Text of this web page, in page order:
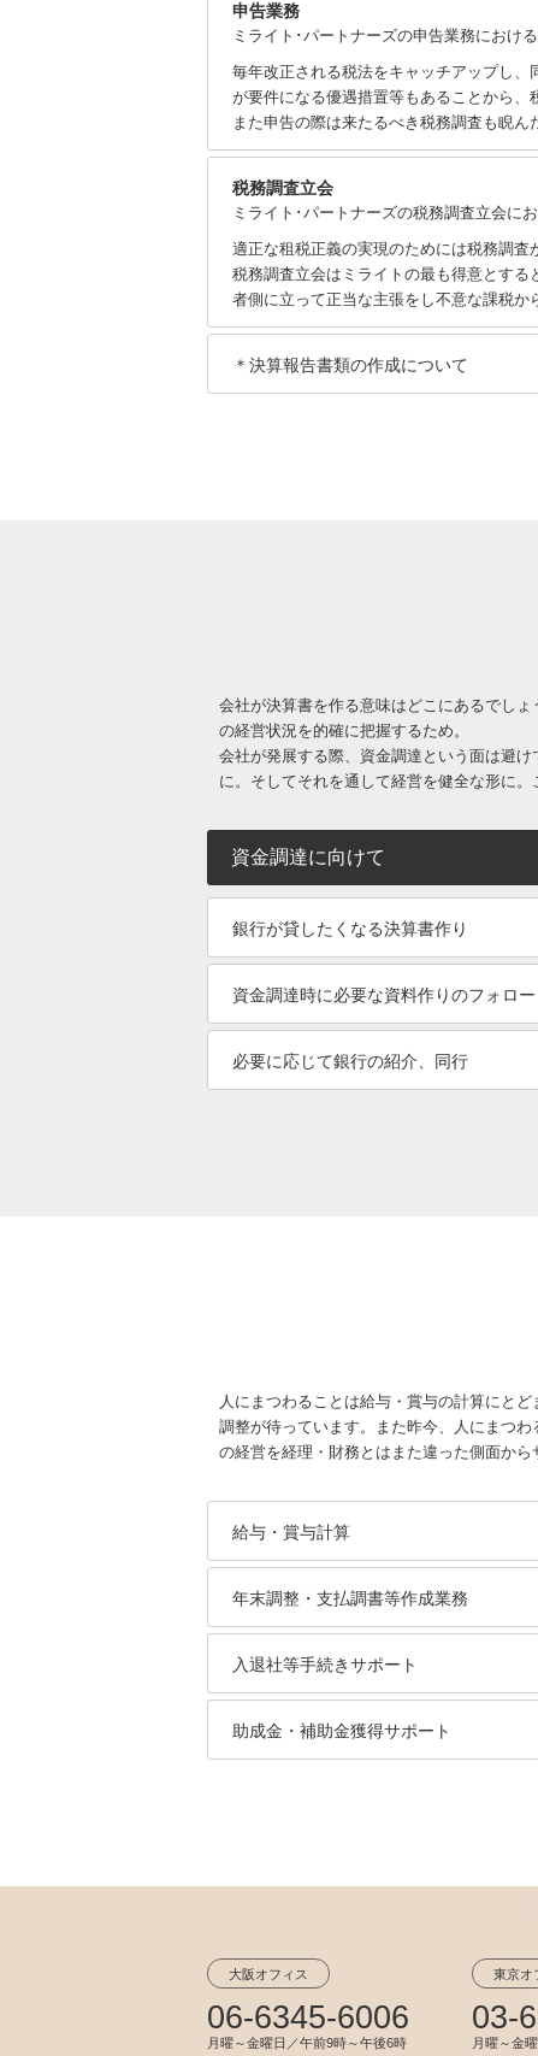
申告業務
ミライト･パートナーズの申告業務におけ
毎年改正される税法をキャッチアップし
が要件になる優遇措置等もあることから、
また申告の際は来たるべき税務調査も睨
税務調査立会
ミライト･パートナーズの税務調査立会に
適正な租税正義の実現のためには税務調査
税務調査立会はミライトの最も得意とす
者側に立って正当な主張をし不意な課税か
＊決算報告書類の作成について
会社が決算書を作る意味はどこにあるでし
の経営状況を的確に把握するため。
会社が発展する際、資金調達という面は避
に。そしてそれを通して経営を健全な形に。
資金調達に向けて
銀行が貸したくなる決算書作り
資金調達時に必要な資料作りのフォロー
必要に応じて銀行の紹介、同行
人にまつわることは給与・賞与の計算にと
調整が待っています。また昨今、人にまつ
の経営を経理・財務とはまた違った側面から
給与・賞与計算
年末調整・支払調書等作成業務
入退社等手続きサポート
助成金・補助金獲得サポート
大阪オフィス
06-6345-6006
月曜～金曜日／午前9時～午後6時
東京オ
03-
月曜～金